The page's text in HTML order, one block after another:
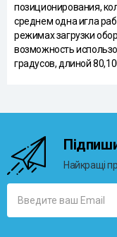
позиционирования,
среднем одна игла
режимах загрузки
возможность
градусов, длиной
Найкращі